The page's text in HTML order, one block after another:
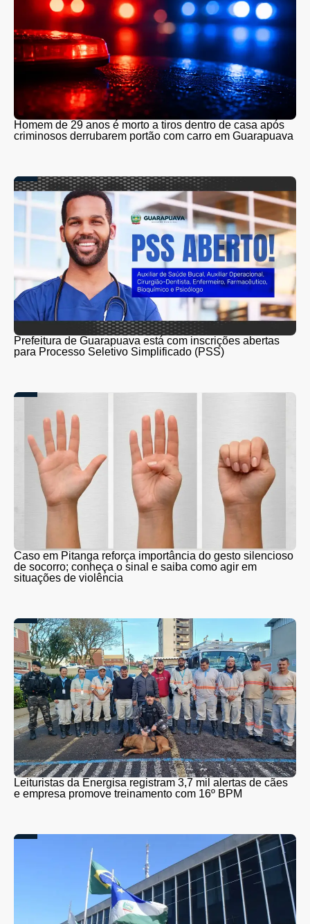
Homem de 29 anos é morto a tiros dentro de casa após
criminosos derrubarem portão com carro em Guarapuava
Prefeitura de Guarapuava está com inscrições abertas
para Processo Seletivo Simplificado (PSS)
Caso em Pitanga reforça importância do gesto silencioso
de socorro; conheça o sinal e saiba como agir em
situações de violência
Leituristas da Energisa registram 3,7 mil alertas de cães
e empresa promove treinamento com 16º BPM